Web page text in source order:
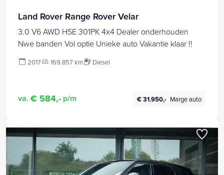
Land Rover Range Rover Velar
3.0 V6 AWD HSE 301PK 4x4 Dealer onderhouden
Nwe banden Vol optie Unieke auto Vakantie klaar !!
2017 169.857 km Diesel
va. € 584,- p/m € 31.950,- Marge auto